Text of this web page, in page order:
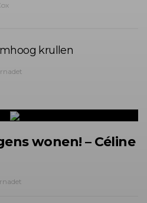
krullen
wonen! – Céline